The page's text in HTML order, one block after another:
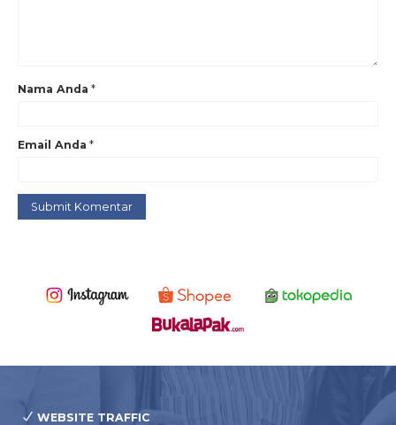
Nama Anda *
Email Anda *
WEBSITE TRAFFIC